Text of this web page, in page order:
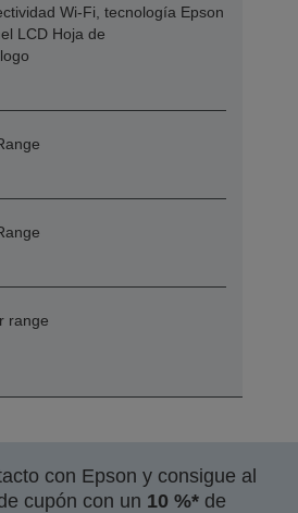
Wi-Fi, tecnología Epson
LCD Hoja de
range
con Epson y consigue al
cupón con un 10 %* de